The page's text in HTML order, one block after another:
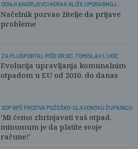
DONJI ANDRIJEVCI KORAK BLIŽE UPORABNOJ
DOZVOLI
Načelnik pozvao žitelje da prijave
probleme
ZA PLUSPORTAL PIŠE DR.SC. TOMISLAV LUKIĆ
Evolucija upravljanja komunalnim
otpadom u EU od 2010. do danas
SDP BPŽ PROZIVA POŽEŠKO-SLAVONSKU ŽUPANICU
'Mi ćemo zbrinjavati vaš otpad,
minumum je da platite svoje
račune!'